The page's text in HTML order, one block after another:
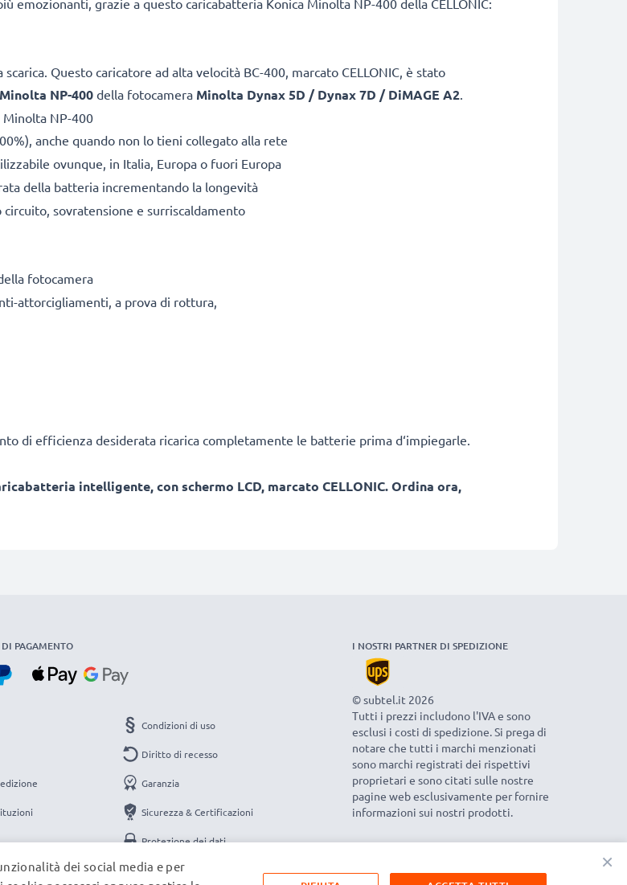
Questo caricatore ad alta velocità BC-400, marcato CELLONIC, è stato
Minolta NP-400 della fotocamera Minolta Dynax 5D / Dynax 7D / DiMAGE A2
Minolta NP-400
anche quando non lo tieni collegato alla rete
ovunque, in Italia, Europa o fuori Europa
della batteria incrementando la longevità
circuito, sovratensione e surriscaldamento
fotocamera
attorcigliamenti, a prova di rottura,
di efficienza desiderata ricarica completamente le batterie prima d‘impiegarle.
intelligente, con schermo LCD, marcato CELLONIC. Ordina ora,
PAGAMENTO
Condizioni di uso
Diritto di recesso
Garanzia
Sicurezza & Certificazioni
Protezione dei dati
Note legali
I NOSTRI PARTNER DI SPEDIZIONE
© subtel.it 2026
Tutti i prezzi includono l'IVA e sono
esclusi i costi di spedizione. Si prega di
notare che tutti i marchi menzionati
sono marchi registrati dei rispettivi
proprietari e sono citati sulle nostre
pagine web esclusivamente per fornire
informazioni sui nostri prodotti.
×
dei social media e per